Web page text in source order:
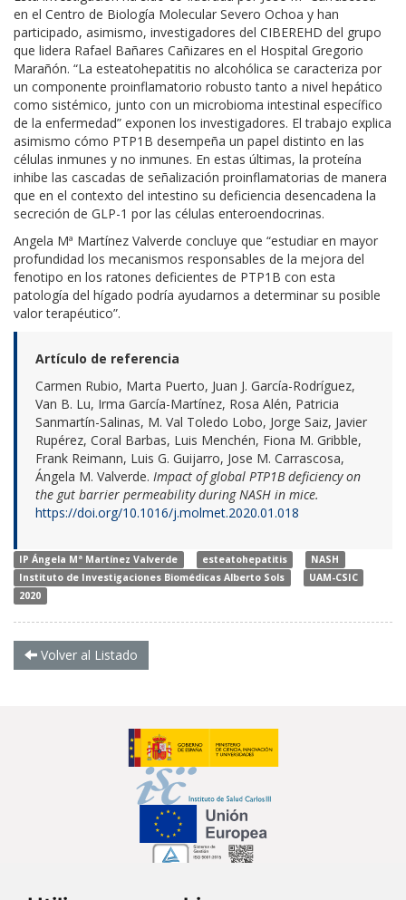
en el Centro de Biología Molecular Severo Ochoa y han
participado, asimismo, investigadores del CIBEREHD del grupo
que lidera Rafael Bañares Cañizares en el Hospital Gregorio
Marañón. “La esteatohepatitis no alcohólica se caracteriza por
un componente proinflamatorio robusto tanto a nivel hepático
como sistémico, junto con un microbioma intestinal específico
de la enfermedad” exponen los investigadores. El trabajo explica
asimismo cómo PTP1B desempeña un papel distinto en las
células inmunes y no inmunes. En estas últimas, la proteína
inhibe las cascadas de señalización proinflamatorias de manera
que en el contexto del intestino su deficiencia desencadena la
secreción de GLP-1 por las células enteroendocrinas.
Angela Mª Martínez Valverde concluye que “estudiar en mayor
profundidad los mecanismos responsables de la mejora del
fenotipo en los ratones deficientes de PTP1B con esta
patología del hígado podría ayudarnos a determinar su posible
valor terapéutico”.
Artículo de referencia
Carmen Rubio, Marta Puerto, Juan J. García-Rodríguez,
Van B. Lu, Irma García-Martínez, Rosa Alén, Patricia
Sanmartín-Salinas, M. Val Toledo Lobo, Jorge Saiz, Javier
Rupérez, Coral Barbas, Luis Menchén, Fiona M. Gribble,
Frank Reimann, Luis G. Guijarro, Jose M. Carrascosa,
Ángela M. Valverde. Impact of global PTP1B deficiency on
the gut barrier permeability during NASH in mice.
https://doi.org/10.1016/j.molmet.2020.01.018
IP Ángela Mª Martínez Valverde esteatohepatitis
NASH
Instituto de Investigaciones Biomédicas Alberto Sols
UAM-CSIC
2020
Volver al Listado